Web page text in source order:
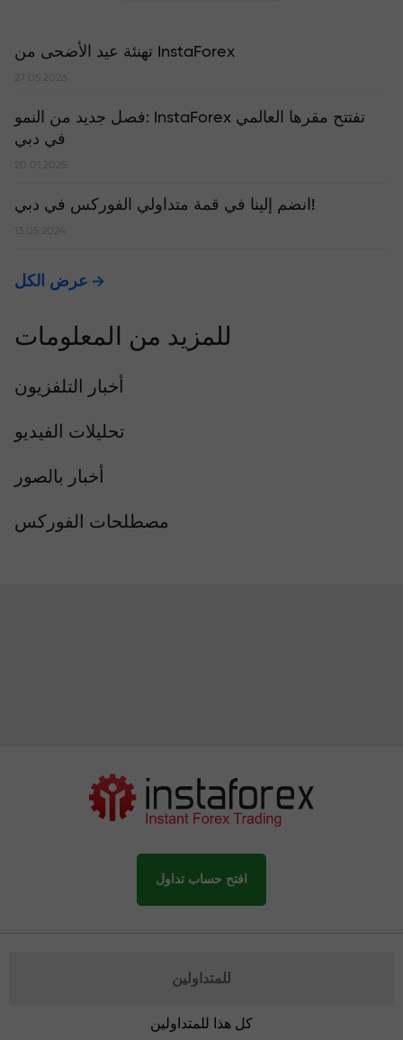
تهنئة عيد الأضحى من InstaForex
27.05.2026
​فصل جديد من النمو: InstaForex تفتتح مقرها العالمي
في دبي
20.01.2025
انضم إلينا في قمة متداولي الفوركس في دبي!
13.05.2024
عرض الكل
للمزيد من المعلومات
أخبار التلفزيون
تحليلات الفيديو
أخبار بالصور
مصطلحات الفوركس
افتح حساب تداول
للمتداولين
كل هذا للمتداولين